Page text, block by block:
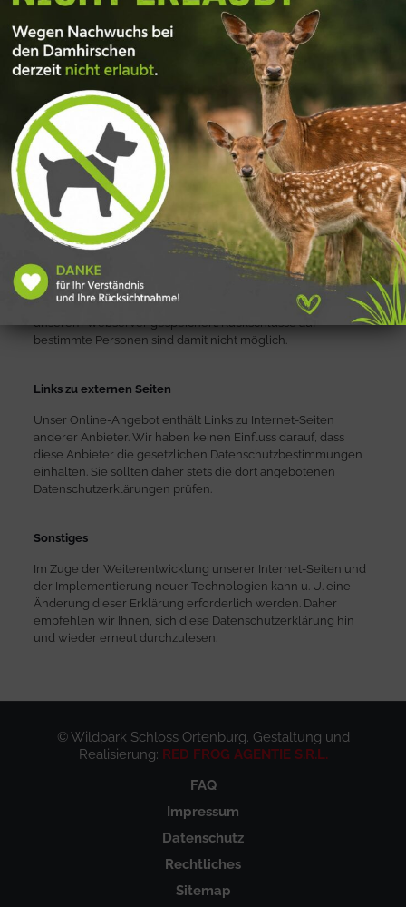
anonyme Daten über die Menge der Zugriffe in Protokoll­
dateien gespeichert (Name der aufgerufenen Datei; Zeitraum
des Aufrufs; Verwendung des Browsertyps; Meldung, ob der
Seiten-Download erfolgreich war). Rückschlüsse auf
bestimmte Personen sind damit nicht möglich.
Einsatz von Cookies
Auf “www.wildpark-ortenburg.de” werden Cookies eingesetzt.
Cookies erleichtern es dem Besucher, Internet­seiten zu
nutzen: beim Besuch dieser Web­seite wird lediglich eine
eindeutige Session-ID vergeben und im Cookie gespeichert.
Damit bietet der Cookie die Möglich­keit, den Seiten­besucher
bei einem späteren Besuch wieder­zu­er­kennen. Dazu wird in
dem Cookie während der Online­sitzung eine entsprechende
Text­informa­tion auf der Fest­platte des Seiten­besuchers
abgelegt. Diese Text­informa­tion wird jedoch nicht auf
unserem Webserver gespeichert. Rück­schlüsse auf
bestimmte Per­sonen sind damit nicht möglich.
Links zu externen Seiten
Unser Online-Angebot enthält Links zu Internet-Seiten
anderer Anbieter. Wir haben keinen Einfluss darauf, dass
diese Anbieter die gesetzlichen Datenschutz­bestimmungen
einhalten. Sie sollten daher stets die dort angebotenen
Datenschutz­erklärungen prüfen.
Sonstiges
Im Zuge der Weiter­entwicklung unserer Internet-Seiten und
der Implementierung neuer Technologien kann u. U. eine
Änderung dieser Erklärung erforderlich werden. Daher
empfehlen wir Ihnen, sich diese Datenschutz­erklärung hin
und wieder erneut durchzulesen.
© Wildpark Schloss Ortenburg. Gestaltung und
Realisierung: RED FROG AGENTIE S.R.L.
FAQ
Impressum
Datenschutz
Rechtliches
Sitemap